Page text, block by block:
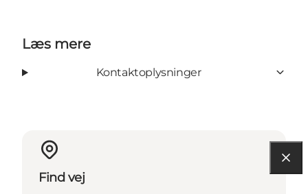
Læs mere
Kontaktoplysninger
Find vej